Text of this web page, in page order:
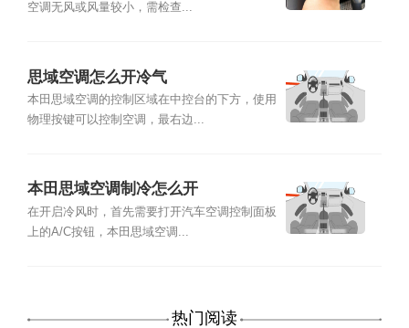
空调无风或风量较小，需检查...
思域空调怎么开冷气
本田思域空调的控制区域在中控台的下方，使用
物理按键可以控制空调，最右边...
本田思域空调制冷怎么开
在开启冷风时，首先需要打开汽车空调控制面板
上的A/C按钮，本田思域空调...
热门阅读